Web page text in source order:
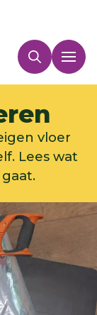
vloer
Lees wat